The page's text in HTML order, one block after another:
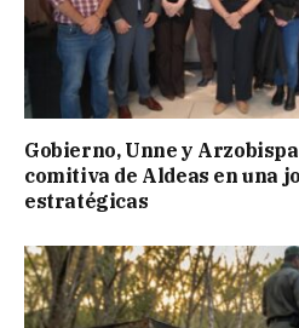
Gobierno, Unne y
comitiva de Aldeas en una
estratégicas